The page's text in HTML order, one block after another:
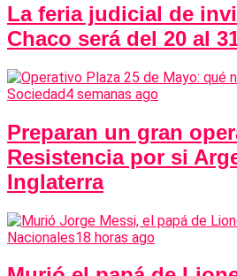
La feria judicial de
Chaco será del 20 al
Sociedad4 semanas ago
Preparan un gran
Resistencia por si
Inglaterra
Nacionales18 horas ago